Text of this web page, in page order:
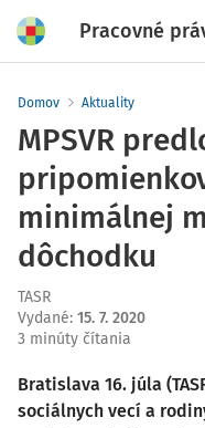
Pracovné
Domov Aktuality
MPSVR
minimálnej
dôchodku
TASR
Vydané: 15. 7. 2020
3 minúty čítania
Bratislava 16. júla
sociálnych vecí a